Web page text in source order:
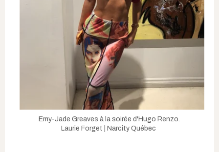
Emy-Jade Greaves à la soirée d'Hugo Renzo.
Laurie Forget | Narcity Québec